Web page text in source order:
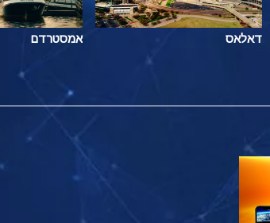
דאלאס אמסטרדם